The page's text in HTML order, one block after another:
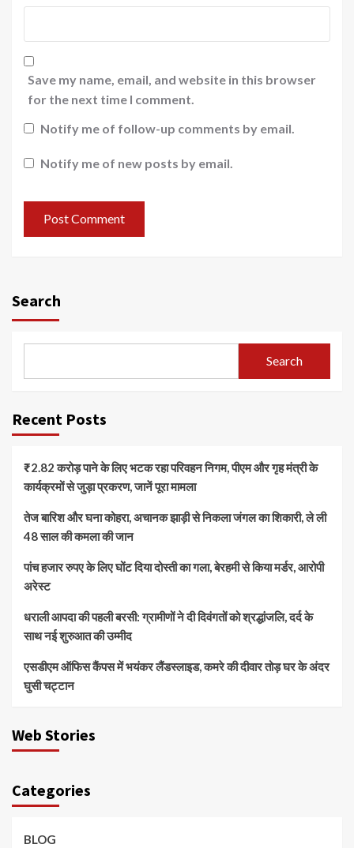
Save my name, email, and website in this browser
for the next time I comment.
Notify me of follow-up comments by email.
Notify me of new posts by email.
Search
Search
Recent Posts
₹2.82 करोड़ पाने के लिए भटक रहा परिवहन निगम, पीएम और गृह मंत्री के
कार्यक्रमों से जुड़ा प्रकरण, जानें पूरा मामला
तेज बारिश और घना कोहरा, अचानक झाड़ी से निकला जंगल का शिकारी, ले ली
48 साल की कमला की जान
पांच हजार रुपए के लिए घोंट दिया दोस्ती का गला, बेरहमी से किया मर्डर, आरोपी
अरेस्ट
धराली आपदा की पहली बरसी: ग्रामीणों ने दी दिवंगतों को श्रद्धांजलि, दर्द के
साथ नई शुरुआत की उम्मीद
एसडीएम ऑफिस कैंपस में भयंकर लैंडस्लाइड, कमरे की दीवार तोड़ घर के अंदर
घुसी चट्टान
Web Stories
Categories
BLOG